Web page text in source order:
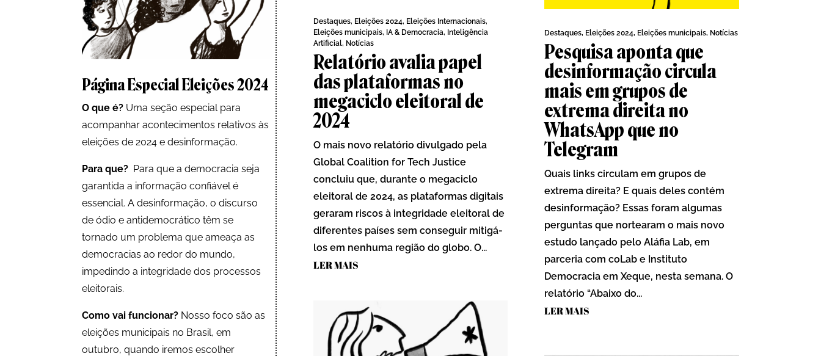
Página Especial Eleições 2024
O que é? Uma seção especial para
acompanhar acontecimentos relativos às
eleições de 2024 e desinformação.
Para que? Para que a democracia seja
garantida a informação confiável é
essencial. A desinformação, o discurso
de ódio e antidemocrático têm se
tornado um problema que ameaça as
democracias ao redor do mundo,
impedindo a integridade dos processos
eleitorais.
Como vai funcionar? Nosso foco são as
eleições municipais no Brasil, em
outubro, quando iremos escolher
Relatório avalia papel
das plataformas no
megaciclo eleitoral de
2024
Destaques, Eleições 2024, Eleições Internacionais,
Eleições municipais, IA & Democracia, Inteligência
Artificial, Notícias
O mais novo relatório divulgado pela
Global Coalition for Tech Justice
concluiu que, durante o megaciclo
eleitoral de 2024, as plataformas digitais
geraram riscos à integridade eleitoral de
diferentes países sem conseguir mitigá-
los em nenhuma região do globo. O...
LER MAIS
Pesquisa aponta que
desinformação circula
mais em grupos de
extrema direita no
WhatsApp que no
Telegram
Destaques, Eleições 2024, Eleições municipais, Notícias
Quais links circulam em grupos de
extrema direita? E quais deles contém
desinformação? Essas foram algumas
perguntas que nortearam o mais novo
estudo lançado pelo Aláfia Lab, em
parceria com coLab e Instituto
Democracia em Xeque, nesta semana. O
relatório “Abaixo do...
LER MAIS